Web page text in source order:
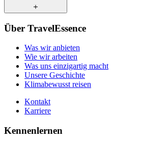
Was uns einzigartig macht
Klimabewusst reisen
Kontakt
Karriere
Unsere Reiseexperten
Unsere Kunden
Über TravelEssence
Was wir anbieten
Wie wir arbeiten
Was uns einzigartig macht
Unsere Geschichte
Klimabewusst reisen
Kontakt
Karriere
Kennenlernen